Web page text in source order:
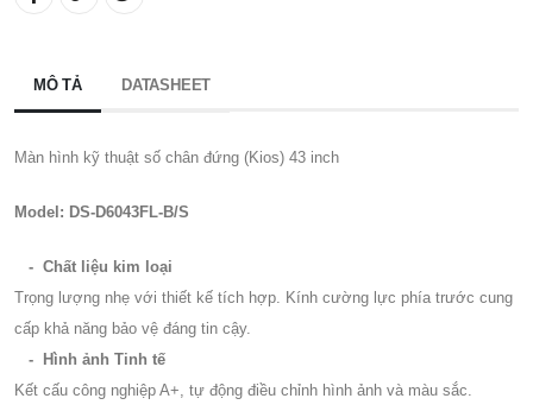
MÔ TẢ DATASHEET
Màn hình kỹ thuật số chân đứng (Kios) 43 inch
Model: DS-D6043FL-B/S
- Chất liệu kim loại
Trọng lượng nhẹ với thiết kế tích hợp. Kính cường lực phía trước cung
cấp khả năng bảo vệ đáng tin cậy.
- Hình ảnh Tinh tế
Kết cấu công nghiệp A+, tự động điều chỉnh hình ảnh và màu sắc.